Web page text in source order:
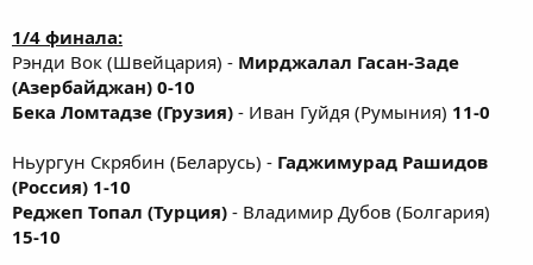
1/4 финала:
Рэнди Вок (Швейцария) - Мирджалал Гасан-Заде
(Азербайджан) 0-10
Бека Ломтадзе (Грузия) - Иван Гуйдя (Румыния) 11-0
Ньургун Скрябин (Беларусь) - Гаджимурад Рашидов
(Россия) 1-10
Реджеп Топал (Турция) - Владимир Дубов (Болгария)
15-10